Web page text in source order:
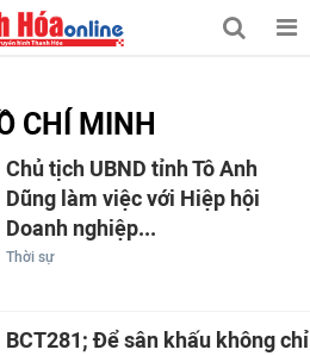
CHÍ MINH
Chủ tịch UBND tỉnh Tô Anh
Dũng làm việc với Hiệp hội
Doanh nghiệp...
Thời sự
BCT281; Để sân khấu không chỉ